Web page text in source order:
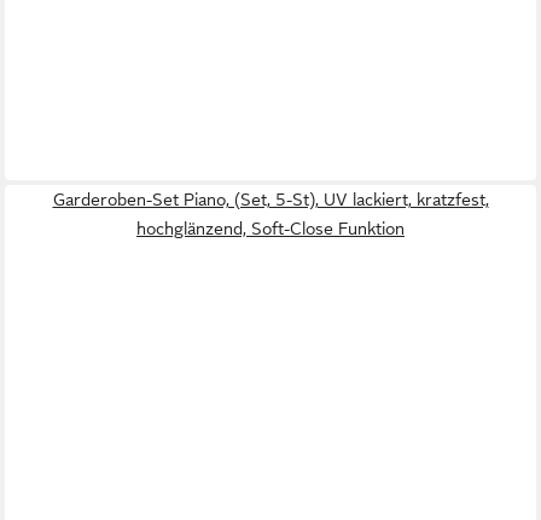
Garderoben-Set Piano, (Set, 5-St), UV lackiert, kratzfest,
hochglänzend, Soft-Close Funktion